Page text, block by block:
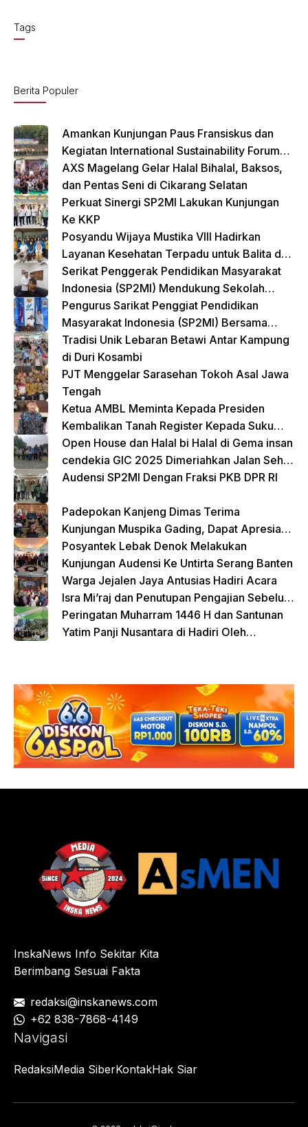
o
o
k
Tags
Berita Populer
Amankan Kunjungan Paus Fransiskus dan
Kegiatan International Sustainability Forum
(ISF) 2024 TNI-Polri Gelar Apel Pasukan
Gabungan
AXS Magelang Gelar Halal Bihalal, Baksos,
dan Pentas Seni di Cikarang Selatan
Perkuat Sinergi SP2MI Lakukan Kunjungan
Ke KKP
Posyandu Wijaya Mustika VIII Hadirkan
Layanan Kesehatan Terpadu untuk Balita dan
Lansia
Serikat Penggerak Pendidikan Masyarakat
Indonesia (SP2MI) Mendukung Sekolah
Rakyat yang Digagas oleh Kemensos
Pengurus Sarikat Penggiat Pendidikan
Masyarakat Indonesia (SP2MI) Bersama
Nusadaya Akademik Kunjungi Kementerian
BP2MI
Tradisi Unik Lebaran Betawi Antar Kampung
di Duri Kosambi
PJT Menggelar Sarasehan Tokoh Asal Jawa
Tengah
Ketua AMBL Meminta Kepada Presiden
Kembalikan Tanah Register Kepada Suku
Lampung
Open House dan Halal bi Halal di Gema insan
cendekia GIC 2025 Dimeriahkan Jalan Sehat
dan Bazar Kreatif
Audensi SP2MI Dengan Fraksi PKB DPR RI
Padepokan Kanjeng Dimas Terima
Kunjungan Muspika Gading, Dapat Apresiasi
atas Kontribusi Sosial dan Keagamaan
Posyantek Lebak Denok Melakukan
Kunjungan Audensi Ke Untirta Serang Banten
Warga Jejalen Jaya Antusias Hadiri Acara
Isra Mi’raj dan Penutupan Pengajian Sebelum
Ramadhan
Peringatan Muharram 1446 H dan Santunan
Yatim Panji Nusantara di Hadiri Oleh
InskaNews Info Sekitar Kita
Berimbang Sesuai Fakta
redaksi@inskanews.com
+62 838-7868-4149
Navigasi
RedaksiMedia SiberKontakHak Siar